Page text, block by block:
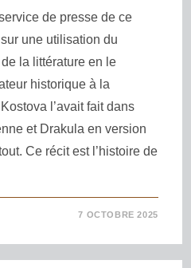
de presse de ce
une utilisation du
la littérature en le
historique à la
l’avait fait dans
et Drakula en version
Ce récit est l’histoire de
7 OCTOBRE 2025